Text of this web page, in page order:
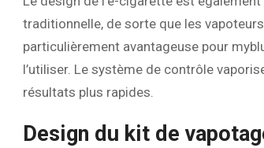
traditionnelle, de sorte que les
particulièrement avantageuse pour
l’utiliser. Le système de contrôle
résultats plus rapides.
Design du kit de